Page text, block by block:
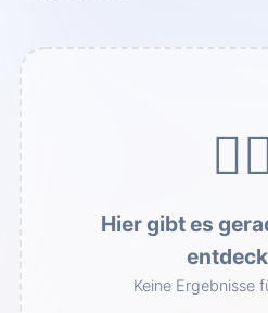
DE/
Hier gibt es
Keine Ergebnisse